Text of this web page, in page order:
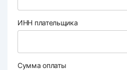
ИНН плательщика
Сумма оплаты